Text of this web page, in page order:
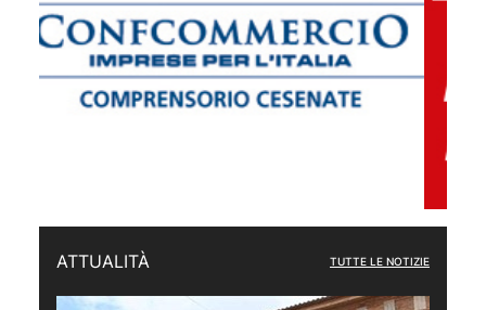
ATTUALITÀ TUTTE LE NOTIZIE